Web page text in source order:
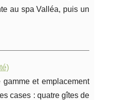
au spa Valléa, puis un
et emplacement
cases : quatre gîtes de